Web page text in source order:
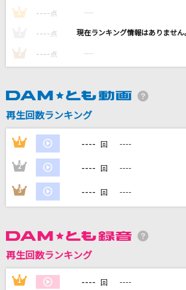
[生音]悪魔の子
ヒグチアイ
岡村孝子
SEKAI NO OWARI(世界の終わり)
もっと見る
DAMに会員登録・ログインして
1 ---- 点 ----
---- 点 ----
3 ---- 点 ----
再生回数ランキング
1 ---- 回 ----
2 ---- 回 ----
3 ---- 回 ----
再生回数ランキング
1 ---- 回 ----